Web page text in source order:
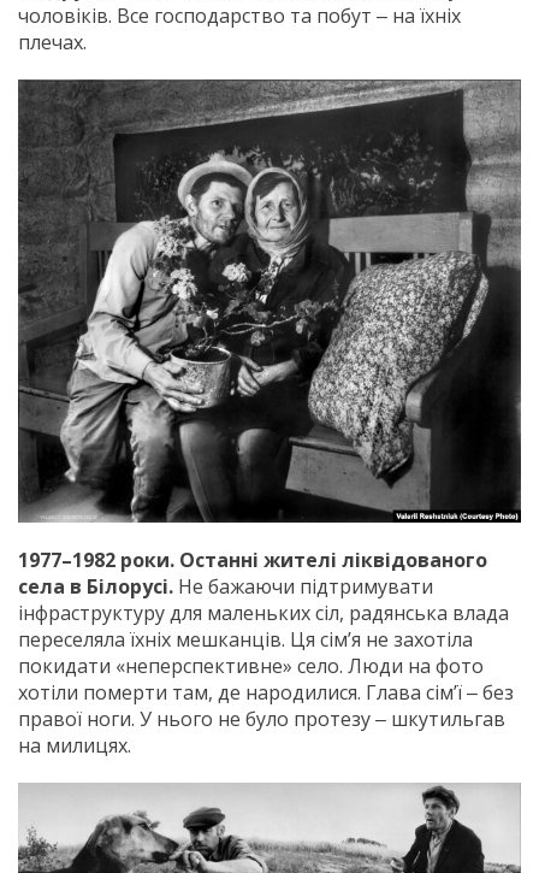
чоловіків. Все господарство та побут ‒ на їхніх
плечах.
1977–1982 роки. Останні жителі ліквідованого
села в Білорусі. Не бажаючи підтримувати
інфраструктуру для маленьких сіл, радянська влада
переселяла їхніх мешканців. Ця сім’я не захотіла
покидати «неперспективне» село. Люди на фото
хотіли померти там, де народилися. Глава сім’ї ‒ без
правої ноги. У нього не було протезу ‒ шкутильгав
на милицях.